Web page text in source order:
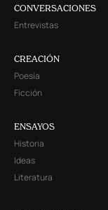
CONVERSACIONES
Entrevistas
CREACIÓN
Poesía
Ficción
ENSAYOS
Historia
Ideas
Literatura